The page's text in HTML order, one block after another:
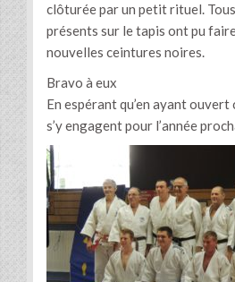
clôturée par un petit rituel.
présents sur le tapis ont pu
nouvelles ceintures noires.
Bravo à eux
En espérant qu’en ayant
s’y engagent pour l’année